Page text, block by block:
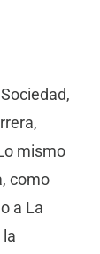
mismo
como
a La